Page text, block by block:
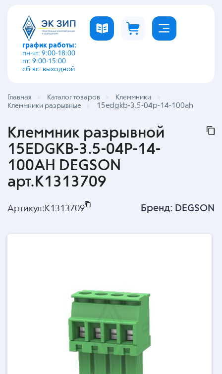
график работы:
пн-чт: 9:00-18:00
пт: 9:00-15:00
сб-вс: выходной
Главная Каталог товаров
Клеммники
Клеммники разрывные
15edgkb-3.5-04p-14-100ah
Клеммник разрывной
15EDGKB-3.5-04P-14-
100AH DEGSON
арт.K1313709
Артикул: K1313709 Бренд: DEGSON